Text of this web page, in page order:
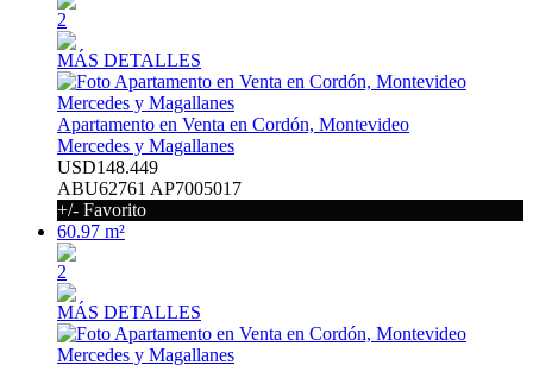
2
MÁS DETALLES
Apartamento en Venta en Cordón, Montevideo
Mercedes y Magallanes
USD148.449
ABU62761 AP7005017
+/- Favorito
60.97 m²
2
MÁS DETALLES